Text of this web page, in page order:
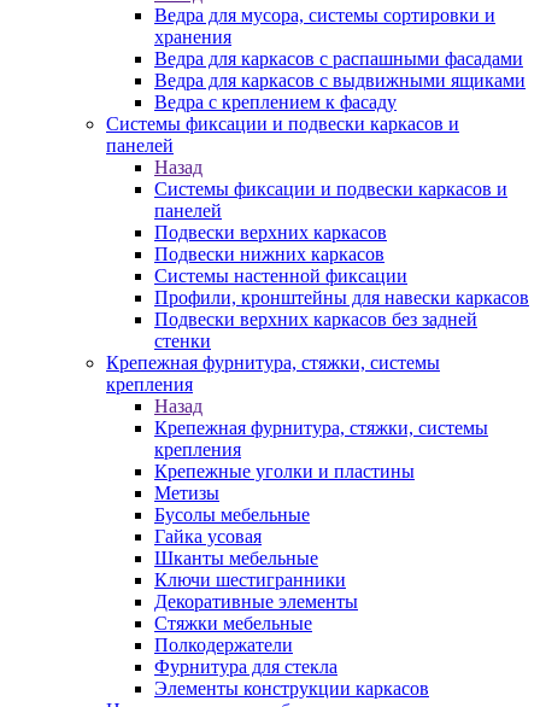
Ведра для мусора, системы сортировки и
хранения
Ведра для каркасов с распашными фасадами
Ведра для каркасов с выдвижными ящиками
Ведра с креплением к фасаду
Системы фиксации и подвески каркасов и
панелей
Назад
Системы фиксации и подвески каркасов и
панелей
Подвески верхних каркасов
Подвески нижних каркасов
Системы настенной фиксации
Профили, кронштейны для навески каркасов
Подвески верхних каркасов без задней
стенки
Крепежная фурнитура, стяжки, системы
крепления
Назад
Крепежная фурнитура, стяжки, системы
крепления
Крепежные уголки и пластины
Метизы
Бусолы мебельные
Гайка усовая
Шканты мебельные
Ключи шестигранники
Декоративные элементы
Стяжки мебельные
Полкодержатели
Фурнитура для стекла
Элементы конструкции каркасов